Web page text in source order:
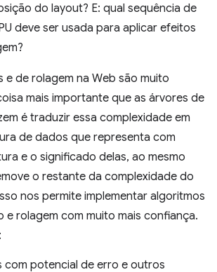
do layout? E: qual sequência de
deve ser usada para aplicar efeitos
e de rolagem na Web são muito
mais importante que as árvores de
é traduzir essa complexidade em
de dados que representa com
e o significado delas, ao mesmo
o restante da complexidade do
nos permite implementar algoritmos
e rolagem com muito mais confiança.
com potencial de erro e outros